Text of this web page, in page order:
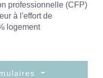
professionnelle (CFP)
à l'effort de
logement